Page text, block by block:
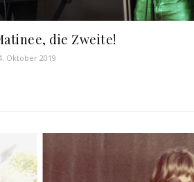
die Zweite!
Oktober 2019